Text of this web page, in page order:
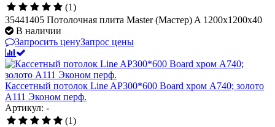
(1)
35441405 Потолочная плита Master (Мастер) A 1200x1200x40
В наличии
Запросить ценуЗапрос цены
Кассетный потолок Line AP300*600 Board хром А740; золото
А111 Эконом перф.
Артикул: -
(1)